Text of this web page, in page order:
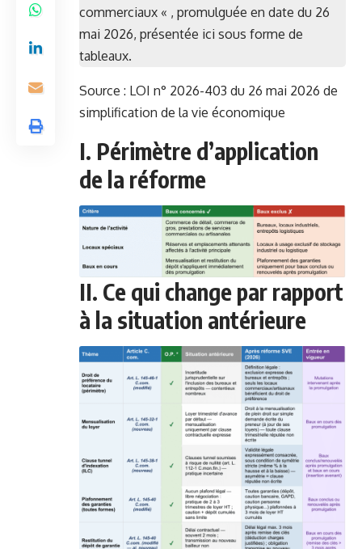
commerciaux « , promulguée en date du 26
mai 2026, présentée ici sous forme de
tableaux.
Source : LOI n° 2026-403 du 26 mai 2026 de
simplification de la vie économique
I. Périmètre d’application
de la réforme
II. Ce qui change par rapport
à la situation antérieure